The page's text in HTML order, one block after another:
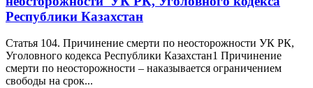
Республики Казахстан
Статья 104. Причинение смерти по неосторожности УК РК,
Уголовного кодекса Республики Казахстан1 Причинение
смерти по неосторожности – наказывается ограничением
свободы на срок...